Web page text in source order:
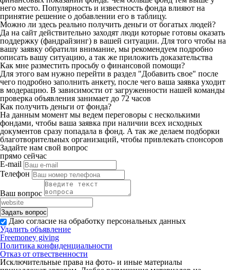
него место. Популярность и известность фонда влияют на
принятие решение о добавлении его в таблицу.
Можно ли здесь реально получить деньги от богатых людей?
Да на сайт действительно заходят люди которые готовы оказать
поддержку (фандрайзинг) в вашей ситуации. Для того чтобы на
вашу заявку обратили внимание, мы рекомендуем подробно
описать вашу ситуацию, а так же приложить доказательства
Как мне разместить просьбу о финансовой помощи?
Для этого вам нужно перейти в раздел "Добавить свое" после
чего подробно заполнить анкету, после чего ваша заявка уходит
в модерацию. В зависимости от загруженности нашей команды
проверка объявления занимает до 72 часов
Как получить деньги от фонда?
На данным момент мы ведем переговоры с несколькими
фондами, чтобы ваша заявка при наличии всех исходных
документов сразу попадала в фонд. А так же делаем подборки
благотворительных организаций, чтобы привлекать спонсоров
Задайте нам свой вопрос
прямо сейчас
E-mail
Телефон
Ваш вопрос
Даю согласие на обработку персональных данных
Удалить объявление
Freemoney giving
Политика конфиденциальности
Отказ от отвественности
Исключительные права на фото- и иные материалы